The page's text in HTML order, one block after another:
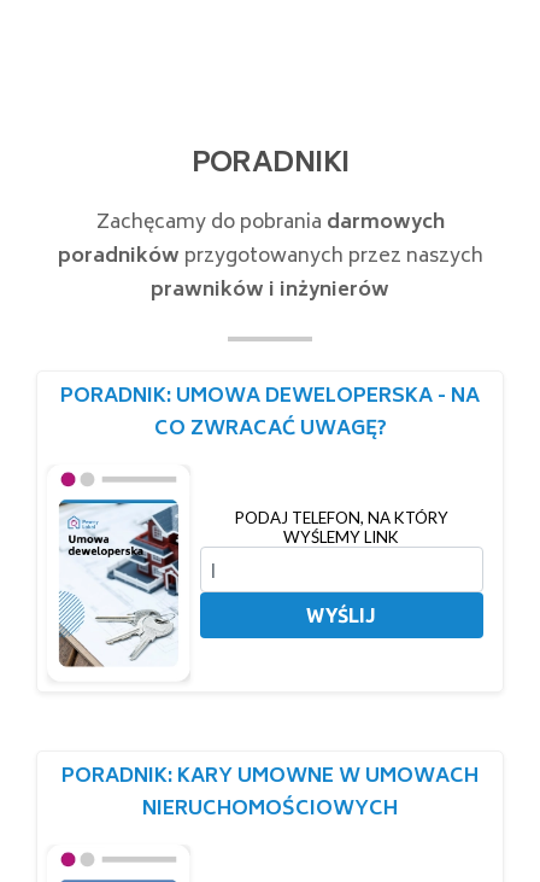
PORADNIKI
Zachęcamy do pobrania darmowych
poradników przygotowanych przez naszych
prawników i inżynierów
PORADNIK: UMOWA DEWELOPERSKA - NA
CO ZWRACAĆ UWAGĘ?
PODAJ TELEFON, NA KTÓRY
WYŚLEMY LINK
WYŚLIJ
PORADNIK: KARY UMOWNE W UMOWACH
NIERUCHOMOŚCIOWYCH